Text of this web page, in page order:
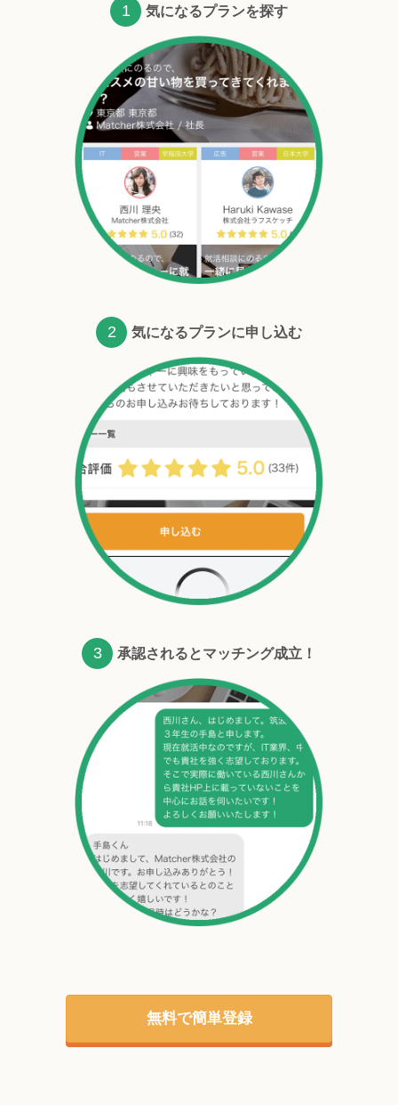
1 気になるプランを探す
2 気になるプランに申し込む
3 承認されるとマッチング成立！
無料で簡単登録